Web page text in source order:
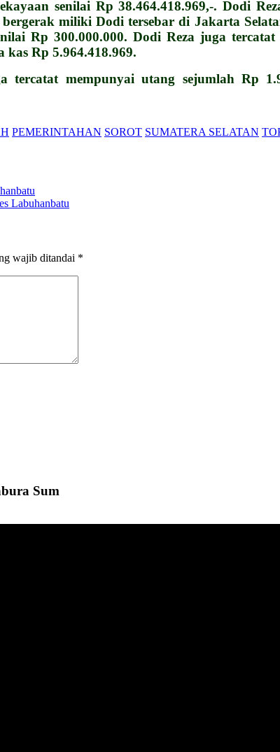
senilai Rp 38.464.418.969,-. Dodi
miliki Dodi tersebar di Jakarta
Rp 300.000.000. Dodi Reza juga
kas Rp 5.964.418.969.
mempunyai utang sejumlah Rp
PEMERINTAHAN SOROT SUMATERA SELATAN
Labuhanbatu
wajib ditandai *
Sum